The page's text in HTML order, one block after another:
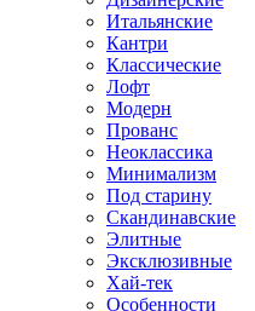
Итальянские
Кантри
Классические
Лофт
Модерн
Прованс
Неоклассика
Минимализм
Под старину
Скандинавские
Элитные
Эксклюзивные
Хай-тек
Особенности